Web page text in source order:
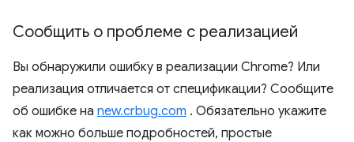
Сообщить о проблеме с реализацией
Вы обнаружили ошибку в реализации Chrome? Или
реализация отличается от спецификации? Сообщите
об ошибке на new.crbug.com . Обязательно укажите
как можно больше подробностей, простые